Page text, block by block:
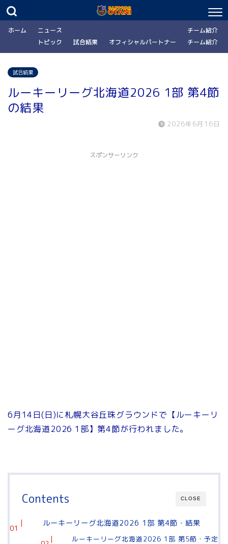
ホーム
ニュース
トピック
試合結果 オフィシャルパートナー
チーム紹介
チーム紹介
試合結果
ルーキーリーグ北海道2026 1部 第4節
の結果
2026年6月16日
スポンサーリンク
6月14日(日)に札幌大谷丘珠グラウンドで【ルーキーリ
ーグ北海道2026 1部】第4節が行われました。
CLOSE
Contents
ルーキーリーグ北海道2026 1部 第4節・結果
ルーキーリーグ北海道2026 1部 第5節・予定